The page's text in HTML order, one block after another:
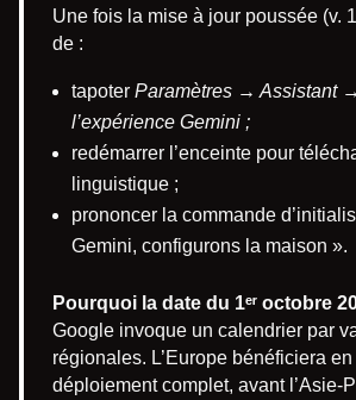
Une fois la mise à jour poussée (v.
de :
tapoter Paramètres → Assistant
l’expérience Gemini ;
redémarrer l’enceinte pour
linguistique ;
prononcer la commande
Gemini, configurons la maison ».
Pourquoi la date du 1ᵉʳ octobre
Google invoque un calendrier par
régionales. L’Europe bénéficiera
déploiement complet, avant l’Asie-